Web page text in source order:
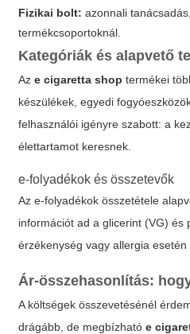
Fizikai bolt: azonnali
termékcsoportoknál.
Kategóriák és alapvető
Aze cigaretta shop termékei
készülékek, egyedi
felhasználói igényre szabott: a
élettartamot keresnek.
e-folyadékok és összetevők
Az e-folyadékok összetétele
információt ad a glicerint (VG)
érzékenység vagy allergia
Ár-összehasonlítás:
A költségek összevetésénél
drágább, de megbízhatóe